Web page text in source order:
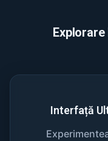
Interfață